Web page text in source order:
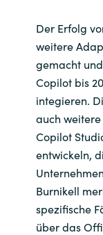
Der Erfolg
weitere
gemacht
Copilot bis
integieren.
auch
Copilot
entwickeln,
Burnikell
spezifische
über das